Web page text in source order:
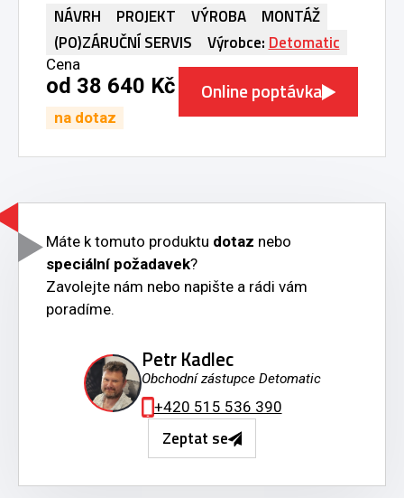
NÁVRH PROJEKT VÝROBA
MONTÁŽ
(PO)ZÁRUČNÍ SERVIS
Výrobce: Detomatic
Cena
od 38 640 Kč
na dotaz
Online poptávka
Máte k tomuto produktu dotaz nebo
speciální požadavek?
Zavolejte nám nebo napište a rádi vám
poradíme.
Petr Kadlec
Obchodní zástupce Detomatic
+420 515 536 390
Zeptat se